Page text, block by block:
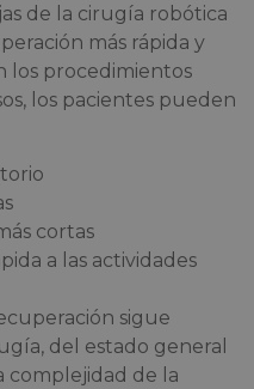
de la cirugía robótica
más rápida y
los procedimientos
los pacientes pueden
cortas
a las actividades
sigue
del estado general
complejidad de la